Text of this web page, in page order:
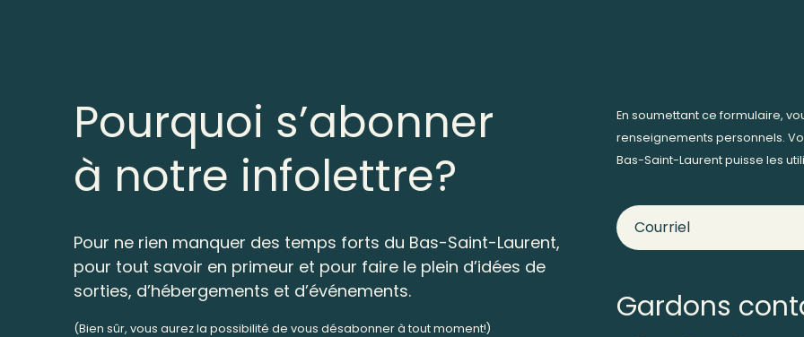
Pourquoi s’abonner
à notre infolettre?
Pour ne rien manquer des temps forts du Bas-Saint-Laurent,
pour tout savoir en primeur et pour faire le plein d’idées de
sorties, d’hébergements et d’événements.
(Bien sûr, vous aurez la possibilité de vous désabonner à tout moment!)
En soumettant ce formulaire,
renseignements personnels.
Bas-Saint-Laurent puisse les
Gardons